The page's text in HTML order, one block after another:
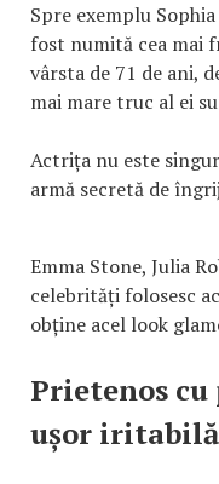
Spre exemplu
fost numită cea mai
vârsta de 71 de ani,
mai mare truc al ei
Actrița nu este
armă secretă de
Emma Stone, Julia
celebrități folosesc
obține acel look
Prietenos
ușor iritabilă